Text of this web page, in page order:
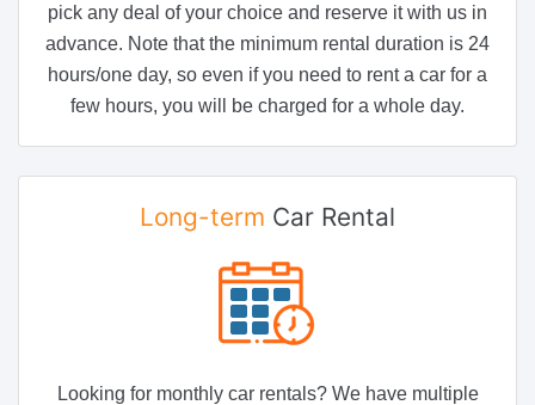
pick any deal of your choice and reserve it with us in
advance. Note that the minimum rental duration is 24
hours/one day, so even if you need to rent a car for a
few hours, you will be charged for a whole day.
Long-term Car Rental
Looking for monthly car rentals? We have multiple